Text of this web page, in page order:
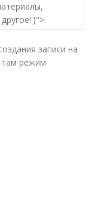
записи на
там режим